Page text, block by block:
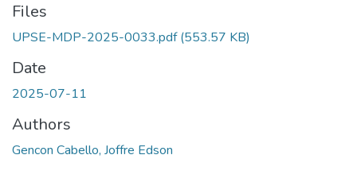
Files
UPSE-MDP-2025-0033.pdf(553.57 KB)
Date
2025-07-11
Authors
Gencon Cabello, Joffre Edson